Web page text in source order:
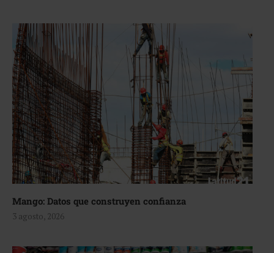
Mango: Datos que construyen confianza
3 agosto, 2026